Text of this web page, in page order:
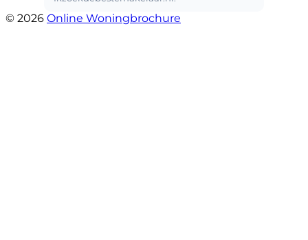
© 2026 Online Woningbrochure